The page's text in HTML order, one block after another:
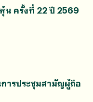
ครั้งที่ 22 ปี 2569
ารประชุมสามัญผู้ถือ